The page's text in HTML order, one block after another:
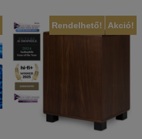
Akció!
Rendelhető!